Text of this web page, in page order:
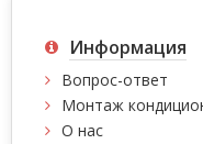
Информация
Вопрос-ответ
Монтаж
О нас